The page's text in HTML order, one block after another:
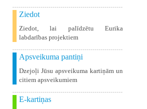
Ziedot
Ziedot, lai palīdzētu Eurika
labdarības projektiem
Apsveikuma pantiņi
Dzejoļi Jūsu apsveikuma kartiņām un
citiem apsveikumiem
E-kartiņas